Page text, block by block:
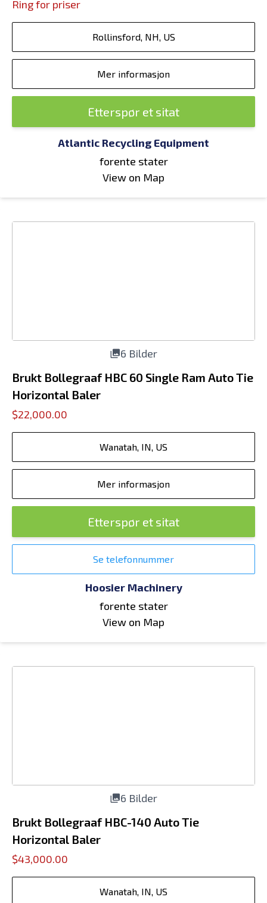
Ring for priser
Rollinsford, NH, US
Mer informasjon
Etterspør et sitat
Atlantic Recycling Equipment
forente stater
View on Map
6 Bilder
Brukt Bollegraaf HBC 60 Single Ram Auto Tie
Horizontal Baler
$22,000.00
Wanatah, IN, US
Mer informasjon
Etterspør et sitat
Se telefonnummer
Hoosier Machinery
forente stater
View on Map
6 Bilder
Brukt Bollegraaf HBC-140 Auto Tie
Horizontal Baler
$43,000.00
Wanatah, IN, US